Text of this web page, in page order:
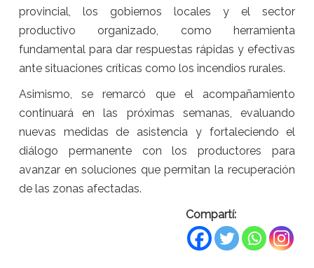
provincial, los gobiernos locales y el sector
productivo organizado, como herramienta
fundamental para dar respuestas rápidas y efectivas
ante situaciones críticas como los incendios rurales.
Asimismo, se remarcó que el acompañamiento
continuará en las próximas semanas, evaluando
nuevas medidas de asistencia y fortaleciendo el
diálogo permanente con los productores para
avanzar en soluciones que permitan la recuperación
de las zonas afectadas.
Compartí: